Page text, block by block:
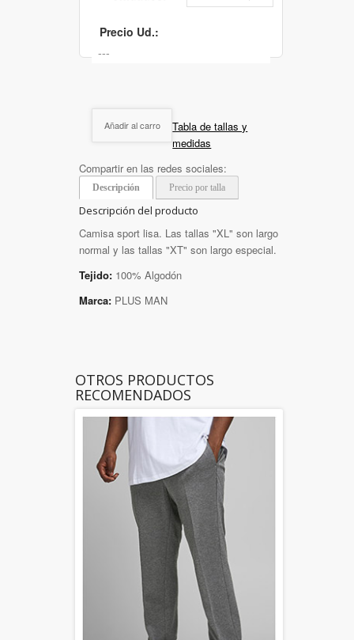
Precio Ud.:
Añadir al carro
Tabla de tallas y
medidas
Compartir en las redes sociales:
Descripción Precio por talla
Descripción del producto
Camisa sport lisa. Las tallas "XL" son largo
normal y las tallas "XT" son largo especial.
Tejido: 100% Algodón
Marca: PLUS MAN
OTROS PRODUCTOS
RECOMENDADOS